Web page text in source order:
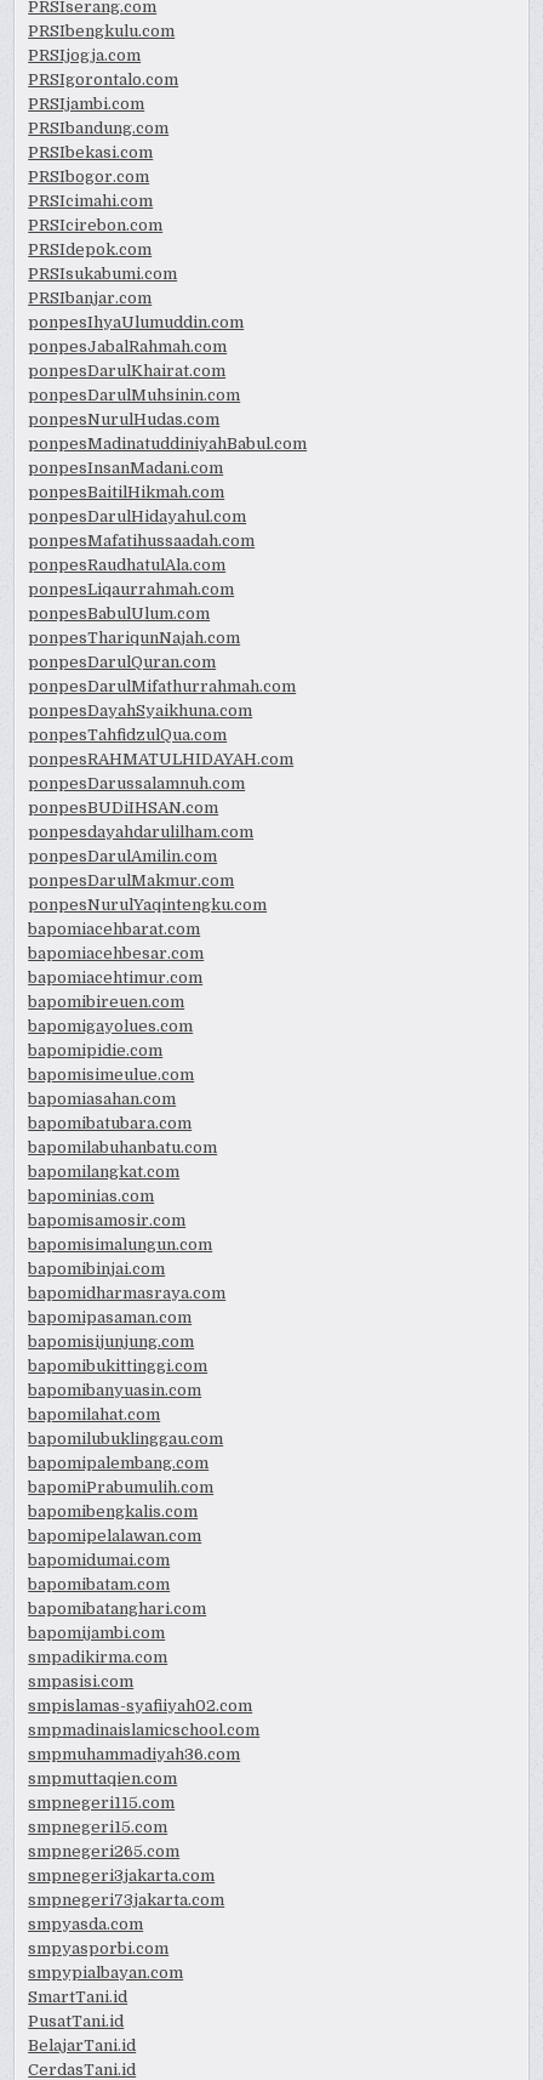
PRSIserang.com
PRSIbengkulu.com
PRSIjogja.com
PRSIgorontalo.com
PRSIjambi.com
PRSIbandung.com
PRSIbekasi.com
PRSIbogor.com
PRSIcimahi.com
PRSIcirebon.com
PRSIdepok.com
PRSIsukabumi.com
PRSIbanjar.com
ponpesIhyaUlumuddin.com
ponpesJabalRahmah.com
ponpesDarulKhairat.com
ponpesDarulMuhsinin.com
ponpesNurulHudas.com
ponpesMadinatuddiniyahBabul.com
ponpesInsanMadani.com
ponpesBaitilHikmah.com
ponpesDarulHidayahul.com
ponpesMafatihussaadah.com
ponpesRaudhatulAla.com
ponpesLiqaurrahmah.com
ponpesBabulUlum.com
ponpesThariqunNajah.com
ponpesDarulQuran.com
ponpesDarulMifathurrahmah.com
ponpesDayahSyaikhuna.com
ponpesTahfidzulQua.com
ponpesRAHMATULHIDAYAH.com
ponpesDarussalamnuh.com
ponpesBUDiIHSAN.com
ponpesdayahdarulilham.com
ponpesDarulAmilin.com
ponpesDarulMakmur.com
ponpesNurulYaqintengku.com
bapomiacehbarat.com
bapomiacehbesar.com
bapomiacehtimur.com
bapomibireuen.com
bapomigayolues.com
bapomipidie.com
bapomisimeulue.com
bapomiasahan.com
bapomibatubara.com
bapomilabuhanbatu.com
bapomilangkat.com
bapominias.com
bapomisamosir.com
bapomisimalungun.com
bapomibinjai.com
bapomidharmasraya.com
bapomipasaman.com
bapomisijunjung.com
bapomibukittinggi.com
bapomibanyuasin.com
bapomilahat.com
bapomilubuklinggau.com
bapomipalembang.com
bapomiPrabumulih.com
bapomibengkalis.com
bapomipelalawan.com
bapomidumai.com
bapomibatam.com
bapomibatanghari.com
bapomijambi.com
smpadikirma.com
smpasisi.com
smpislamas-syafiiyah02.com
smpmadinaislamicschool.com
smpmuhammadiyah36.com
smpmuttaqien.com
smpnegeri115.com
smpnegeri15.com
smpnegeri265.com
smpnegeri3jakarta.com
smpnegeri73jakarta.com
smpyasda.com
smpyasporbi.com
smpypialbayan.com
SmartTani.id
PusatTani.id
BelajarTani.id
CerdasTani.id